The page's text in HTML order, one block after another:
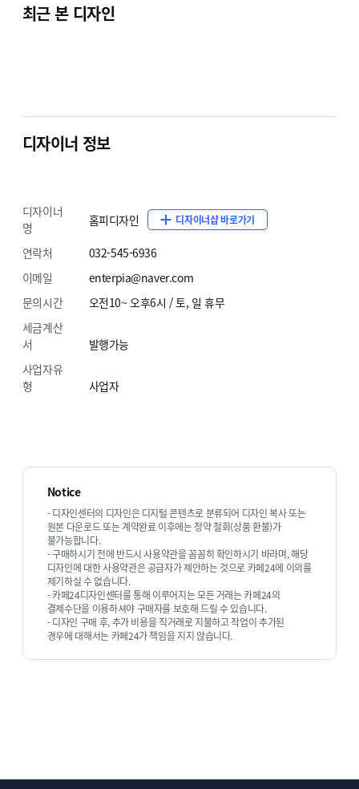
단순복사 : ￦ 200,000
ECBIZ 7801 [반응형]
단순복사 : ￦ 200,000
단순복사 : ￦ 200,000
단순복사 : ￦ 200,000
최근 본 디자인
디자이너 정보
디자이너
명
홈피디자인 디자이너샵 바로가기
연락처
032-545-6936
이메일
enterpia@naver.com
문의시간
오전10~ 오후6시 / 토, 일 휴무
세금계산
서
발행가능
사업자유
형
사업자
Notice
- 디자인센터의 디자인은 디지털 콘텐츠로 분류되어 디자인 복사 또는
원본 다운로드 또는 계약완료 이후에는 청약 철회(상품 환불)가
불가능합니다.
- 구매하시기 전에 반드시 사용약관을 꼼꼼히 확인하시기 바라며, 해당
디자인에 대한 사용약관은 공급자가 제안하는 것으로 카페24에 이의를
제기하실 수 없습니다.
- 카페24디자인센터를 통해 이루어지는 모든 거래는 카페24의
결제수단을 이용하셔야 구매자를 보호해 드릴 수 있습니다.
- 디자인 구매 후, 추가 비용을 직거래로 지불하고 작업이 추가된
경우에 대해서는 카페24가 책임을 지지 않습니다.